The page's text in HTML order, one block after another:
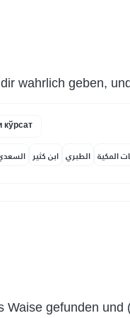
wahrlich geben,
ابن كثير الطبري المكية
Waise gefunden